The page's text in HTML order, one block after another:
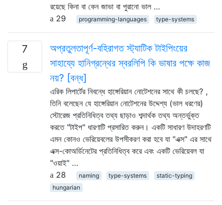
রয়েছে কিনা বা কেন জাভা বা পুরানো ভাল …
29
programming-languages type-systems
7
অপ্রতুলতাপূর্ণ-বহিরাগত স্ট্যাটিক টাইপিংয়ের
সাহায্যে হানিগ্রন্থের স্বরলিপি কি ভাষার পক্ষে কাজ
নয়? [বন্ধ]
এরিক লিপার্টের নিবন্ধে হাঙ্গেরিয়ান নোটেশনের সাথে কী চলছে? ,
তিনি বলেছেন যে হাঙ্গেরিয়ান নোটেশনের উদ্দেশ্য (ভাল ধরণের)
স্টোরেজ প্রতিনিধিত্ব তথ্য ছাড়াও শব্দার্থক তথ্য অন্তর্ভুক্ত
করতে "টাইপ" ধারণাটি প্রসারিত করুন। একটি সাধারণ উদাহরণটি
এমন কোনও ভেরিয়েবলের উপসীকরণ করা হবে যা "এক্স" এর সাথে
এক্স-কোঅর্ডিনেটের প্রতিনিধিত্ব করে এবং একটি ভেরিয়েবল যা
"ওয়াই" …
28
naming type-systems
static-typing
hungarian